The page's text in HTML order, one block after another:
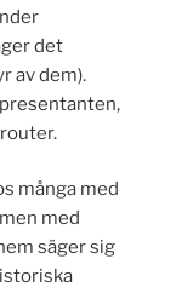
det
av dem).
många med
med
säger sig